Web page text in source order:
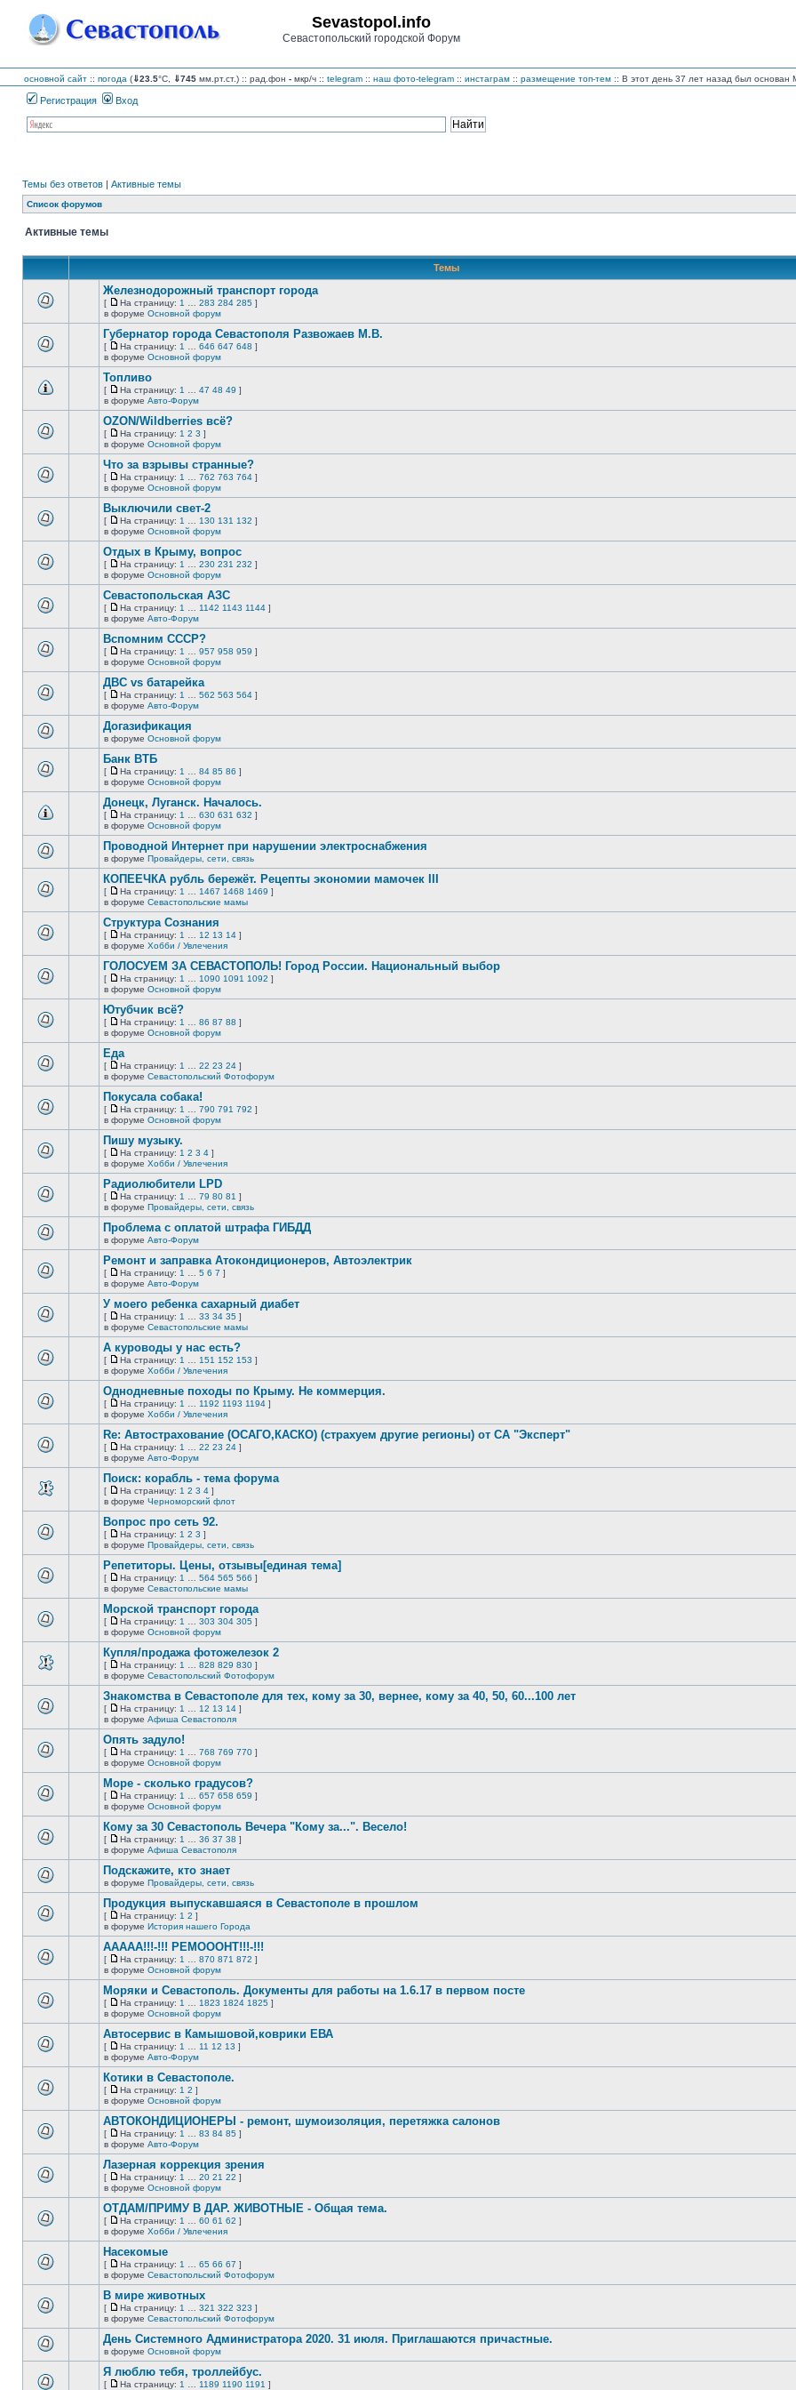
Sevastopol.info
Севастопольский городской Форум
основной сайт :: погода (⇓23.5°C, ⇓745 мм.рт.ст.) :: рад.фон - мкр/ч :: telegram :: наш фото-telegram :: инстаграм :: размещение топ-тем :: В этот день 37 лет назад был основан
Регистрация Вход
Темы без ответов | Активные темы
Список форумов
Активные темы
Темы
этой
непрочитанных
сообщений.
Железнодорожный транспорт города
[
На
страницу
На страницу: 1 283 284 285 ]
в форуме Основной форум
этой
непрочитанных
сообщений.
Губернатор города Севастополя Развожаев М.В.
[
На
страницу
На страницу: 1 646 647 648 ]
в форуме Основной форум
этой
непрочитанных
сообщений.
Топливо
[
На
страницу
На страницу: 1 47 48 49 ]
в форуме Авто-Форум
этой
непрочитанных
сообщений.
OZON/Wildberries всё?
[
На
страницу
На страницу: 1 2 3 ]
в форуме Основной форум
этой
непрочитанных
сообщений.
Что за взрывы странные?
[
На
страницу
На страницу: 1 762 763 764 ]
в форуме Основной форум
этой
непрочитанных
сообщений.
Выключили свет-2
[
На
страницу
На страницу: 1 130 131 132 ]
в форуме Основной форум
этой
непрочитанных
сообщений.
Отдых в Крыму, вопрос
[
На
страницу
На страницу: 1 230 231 232 ]
в форуме Основной форум
этой
непрочитанных
сообщений.
Севастопольская АЗС
[
На
страницу
На страницу: 1 1142 1143 1144 ]
в форуме Авто-Форум
этой
непрочитанных
сообщений.
Вспомним СССР?
[
На
страницу
На страницу: 1 957 958 959 ]
в форуме Основной форум
этой
непрочитанных
сообщений.
ДВС vs батарейка
[
На
страницу
На страницу: 1 562 563 564 ]
в форуме Авто-Форум
непрочитанных
сообщений.
Догазификация
в форуме Основной форум
этой
непрочитанных
сообщений.
Банк ВТБ
[
На
страницу
На страницу: 1 84 85 86 ]
в форуме Основной форум
этой
непрочитанных
сообщений.
Донецк, Луганск. Началось.
[
На
страницу
На страницу: 1 630 631 632 ]
в форуме Основной форум
непрочитанных
сообщений.
Проводной Интернет при нарушении электроснабжения
в форуме Провайдеры, сети, связь
этой
непрочитанных
сообщений.
КОПЕЕЧКА рубль бережёт. Рецепты экономии мамочек III
[
На
страницу
На страницу: 1 1467 1468 1469 ]
в форуме Севастопольские мамы
этой
непрочитанных
сообщений.
Структура Сознания
[
На
страницу
На страницу: 1 12 13 14 ]
в форуме Хобби / Увлечения
этой
непрочитанных
сообщений.
ГОЛОСУЕМ ЗА СЕВАСТОПОЛЬ! Город России. Национальный выбор
[
На
страницу
На страницу: 1 1090 1091 1092 ]
в форуме Основной форум
этой
непрочитанных
сообщений.
Ютубчик всё?
[
На
страницу
На страницу: 1 86 87 88 ]
в форуме Основной форум
этой
непрочитанных
сообщений.
Еда
[
На
страницу
На страницу: 1 22 23 24 ]
в форуме Севастопольский Фотофорум
этой
непрочитанных
сообщений.
Покусала собака!
[
На
страницу
На страницу: 1 790 791 792 ]
в форуме Основной форум
этой
непрочитанных
сообщений.
Пишу музыку.
[
На
страницу
На страницу: 1 2 3 4 ]
в форуме Хобби / Увлечения
этой
непрочитанных
сообщений.
Радиолюбители LPD
[
На
страницу
На страницу: 1 79 80 81 ]
в форуме Провайдеры, сети, связь
непрочитанных
сообщений.
Проблема с оплатой штрафа ГИБДД
в форуме Авто-Форум
этой
непрочитанных
Ремонт и заправка Атокондиционеров, Автоэлектрик
[
На
страницу
На страницу: 1 5 6 7 ]
в форуме Авто-Форум
этой
непрочитанных
сообщений.
У моего ребенка сахарный диабет
[
На
страницу
На страницу: 1 33 34 35 ]
в форуме Севастопольские мамы
этой
непрочитанных
сообщений.
А куроводы у нас есть?
[
На
страницу
На страницу: 1 151 152 153 ]
в форуме Хобби / Увлечения
этой
непрочитанных
сообщений.
Однодневные походы по Крыму. Не коммерция.
[
На
страницу
На страницу: 1 1192 1193 1194 ]
в форуме Хобби / Увлечения
этой
непрочитанных
сообщений.
Re: Автострахование (ОСАГО,КАСКО) (страхуем другие регионы) от СА "Эксперт"
[
На
страницу
На страницу: 1 22 23 24 ]
в форуме Авто-Форум
этой
непрочитанных
сообщений.
Поиск: корабль - тема форума
[
На
страницу
На страницу: 1 2 3 4 ]
в форуме Черноморский флот
этой
непрочитанных
сообщений.
Вопрос про сеть 92.
[
На
страницу
На страницу: 1 2 3 ]
в форуме Провайдеры, сети, связь
этой
непрочитанных
сообщений.
Репетиторы. Цены, отзывы[единая тема]
[
На
страницу
На страницу: 1 564 565 566 ]
в форуме Севастопольские мамы
этой
непрочитанных
сообщений.
Морской транспорт города
[
На
страницу
На страницу: 1 303 304 305 ]
в форуме Основной форум
этой
непрочитанных
сообщений.
Купля/продажа фотожелезок 2
[
На
страницу
На страницу: 1 828 829 830 ]
в форуме Севастопольский Фотофорум
этой
непрочитанных
сообщений.
Знакомства в Севастополе для тех, кому за 30, вернее, кому за 40, 50, 60...100 лет
[
На
страницу
На страницу: 1 12 13 14 ]
в форуме Афиша Севастополя
этой
непрочитанных
сообщений.
Опять задуло!
[
На
страницу
На страницу: 1 768 769 770 ]
в форуме Основной форум
этой
непрочитанных
сообщений.
Море - сколько градусов?
[
На
страницу
На страницу: 1 657 658 659 ]
в форуме Основной форум
этой
непрочитанных
сообщений.
Кому за 30 Севастополь Вечера "Кому за...". Весело!
[
На
страницу
На страницу: 1 36 37 38 ]
в форуме Афиша Севастополя
непрочитанных
сообщений.
Подскажите, кто знает
в форуме Провайдеры, сети, связь
этой
непрочитанных
сообщений.
Продукция выпускавшаяся в Севастополе в прошлом
[
На
страницу
На страницу: 1 2 ]
в форуме История нашего Города
этой
непрочитанных
ААААА!!!-!!! РЕМОООНТ!!!-!!!
[
На
страницу
На страницу: 1 870 871 872 ]
в форуме Основной форум
этой
непрочитанных
сообщений.
Моряки и Севастополь. Документы для работы на 1.6.17 в первом посте
[
На
страницу
На страницу: 1 1823 1824 1825 ]
в форуме Основной форум
этой
непрочитанных
Автосервис в Камышовой,коврики ЕВА
[
На
страницу
На страницу: 1 11 12 13 ]
в форуме Авто-Форум
этой
непрочитанных
сообщений.
Котики в Севастополе.
[
На
страницу
На страницу: 1 2 ]
в форуме Основной форум
этой
непрочитанных
сообщений.
АВТОКОНДИЦИОНЕРЫ - ремонт, шумоизоляция, перетяжка салонов
[
На
страницу
На страницу: 1 83 84 85 ]
в форуме Авто-Форум
этой
непрочитанных
сообщений.
Лазерная коррекция зрения
[
На
страницу
На страницу: 1 20 21 22 ]
в форуме Основной форум
этой
непрочитанных
сообщений.
ОТДАМ/ПРИМУ В ДАР. ЖИВОТНЫЕ - Общая тема.
[
На
страницу
На страницу: 1 60 61 62 ]
в форуме Хобби / Увлечения
этой
непрочитанных
сообщений.
Насекомые
[
На
страницу
На страницу: 1 65 66 67 ]
в форуме Севастопольский Фотофорум
этой
непрочитанных
сообщений.
В мире животных
[
На
страницу
На страницу: 1 321 322 323 ]
в форуме Севастопольский Фотофорум
День Системного Администратора 2020. 31 июля. Приглашаются причастные.
в форуме Основной форум
Я люблю тебя, троллейбус.
[
На страницу: 1 1189 1190 1191 ]